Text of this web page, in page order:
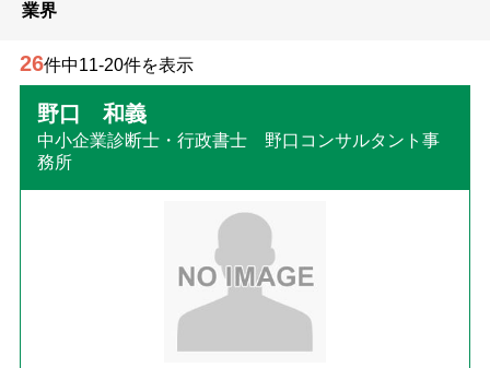
業界
26件中11-20件を表示
野口 和義
中小企業診断士・行政書士 野口コンサルタント事
務所